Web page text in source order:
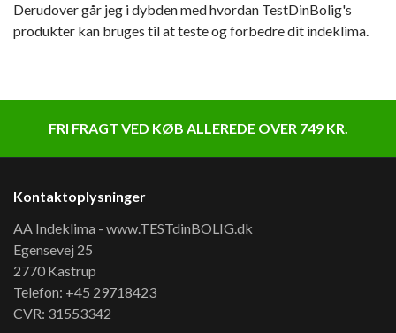
Derudover går jeg i dybden med hvordan TestDinBolig's
produkter kan bruges til at teste og forbedre dit indeklima.
FRI FRAGT VED KØB ALLEREDE OVER 749 KR.
Kontaktoplysninger
AA Indeklima - www.TESTdinBOLIG.dk
Egensevej 25
2770 Kastrup
Telefon: +45 29718423
CVR: 31553342